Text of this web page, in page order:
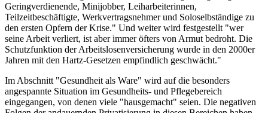
Geringverdienende, Minijobber, Leiharbeiterinnen,
Teilzeitbeschäftigte, Werkvertragsnehmer und Soloselbständige zu
den ersten Opfern der Krise." Und weiter wird festgestellt "wer
seine Arbeit verliert, ist aber immer öfters von Armut bedroht. Die
Schutzfunktion der Arbeitslosenversicherung wurde in den 2000er
Jahren mit den Hartz-Gesetzen empfindlich geschwächt."
Im Abschnitt "Gesundheit als Ware" wird auf die besonders
angespannte Situation im Gesundheits- und Pflegebereich
eingegangen, von denen viele "hausgemacht" seien. Die negativen